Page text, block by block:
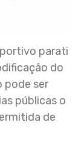
parati
do
pode ser
públicas o
de